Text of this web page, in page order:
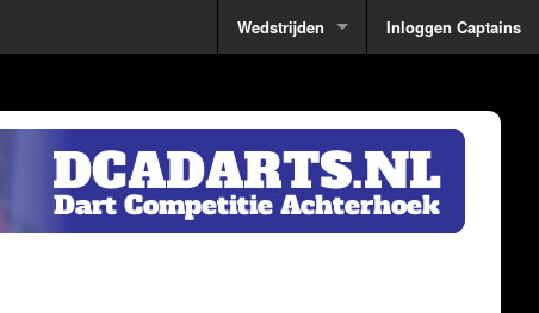
Wedstrijden Inloggen Captains